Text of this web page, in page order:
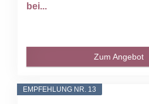
bei...
Zum Angebot
EMPFEHLUNG NR. 13